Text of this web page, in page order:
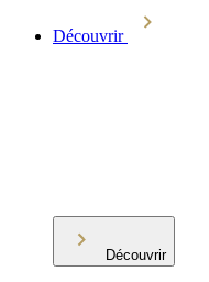
Découvrir
Découvrir